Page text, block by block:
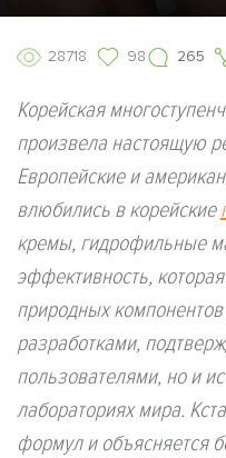
28718 98 265
Корейская
произвела настоящую
Европейские и
влюбились в корейские
кремы, гидрофильные
эффективность,
природных
разработками,
пользователями, но и
лабораториях мира.
формул и объясняется